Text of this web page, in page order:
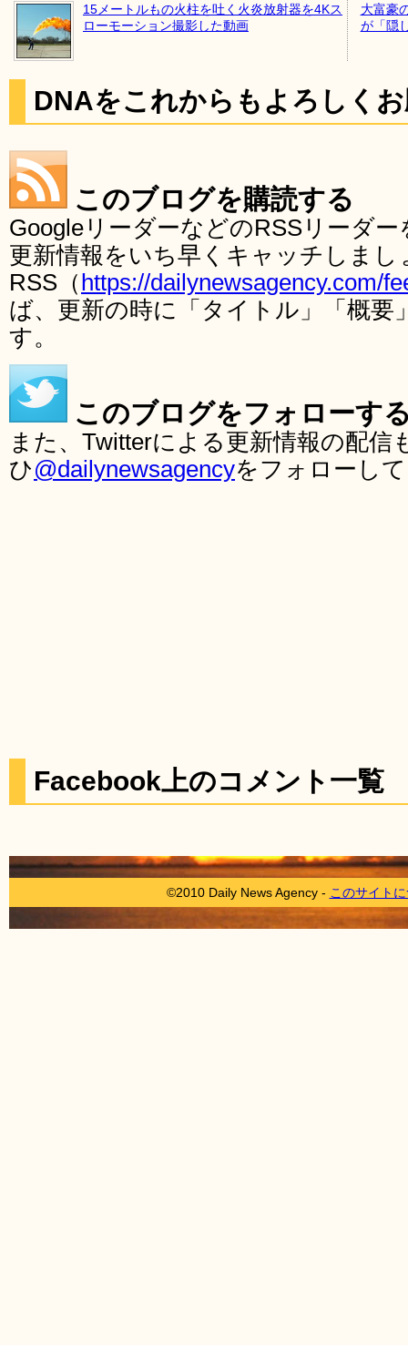
15メートルもの火柱を吐く火炎放射器を4Kス
ローモーション撮影した動画
大富豪
が「隠
DNAをこれからもよろしく
このブログを購読する
GoogleリーダーなどのRSSリーダ
更新情報をいち早くキャッチしま
RSS（ https://dailynewsagency.com/
ば、更新の時に「タイトル」「概要
す。
このブログをフォローす
また、Twitterによる更新情報の配
ひ@dailynewsagencyをフォローし
Facebook上のコメント一覧
©2010 Daily News Agency - このサイト